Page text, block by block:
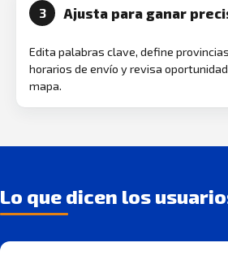
3 Ajusta para ganar
Edita palabras clave, define
horarios de envío y revisa
mapa.
Lo que dicen los